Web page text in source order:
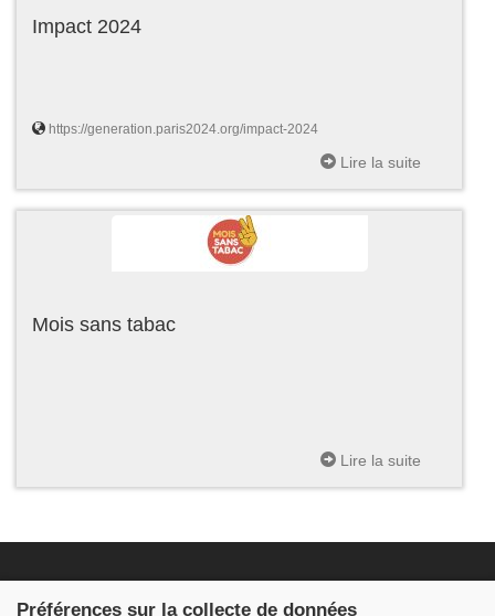
Impact 2024
https://generation.paris2024.org/impact-2024
Lire la suite
Mois sans tabac
Lire la suite
Préférences sur la collecte de données